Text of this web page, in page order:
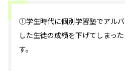
①学生時代に個別学習塾でアル
した生徒の成績を下げてしまっ
す。